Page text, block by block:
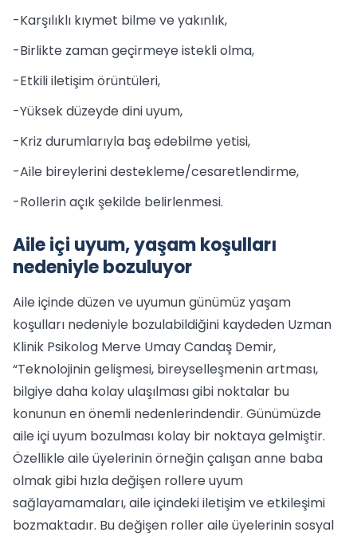
-Karşılıklı kıymet bilme ve yakınlık,
-Birlikte zaman geçirmeye istekli olma,
-Etkili iletişim örüntüleri,
-Yüksek düzeyde dini uyum,
-Kriz durumlarıyla baş edebilme yetisi,
-Aile bireylerini destekleme/cesaretlendirme,
-Rollerin açık şekilde belirlenmesi.
Aile içi uyum, yaşam koşulları
nedeniyle bozuluyor
Aile içinde düzen ve uyumun günümüz yaşam
koşulları nedeniyle bozulabildiğini kaydeden Uzman
Klinik Psikolog Merve Umay Candaş Demir,
“Teknolojinin gelişmesi, bireyselleşmenin artması,
bilgiye daha kolay ulaşılması gibi noktalar bu
konunun en önemli nedenlerindendir. Günümüzde
aile içi uyum bozulması kolay bir noktaya gelmiştir.
Özellikle aile üyelerinin örneğin çalışan anne baba
olmak gibi hızla değişen rollere uyum
sağlayamamaları, aile içindeki iletişim ve etkileşimi
bozmaktadır. Bu değişen roller aile üyelerinin sosyal